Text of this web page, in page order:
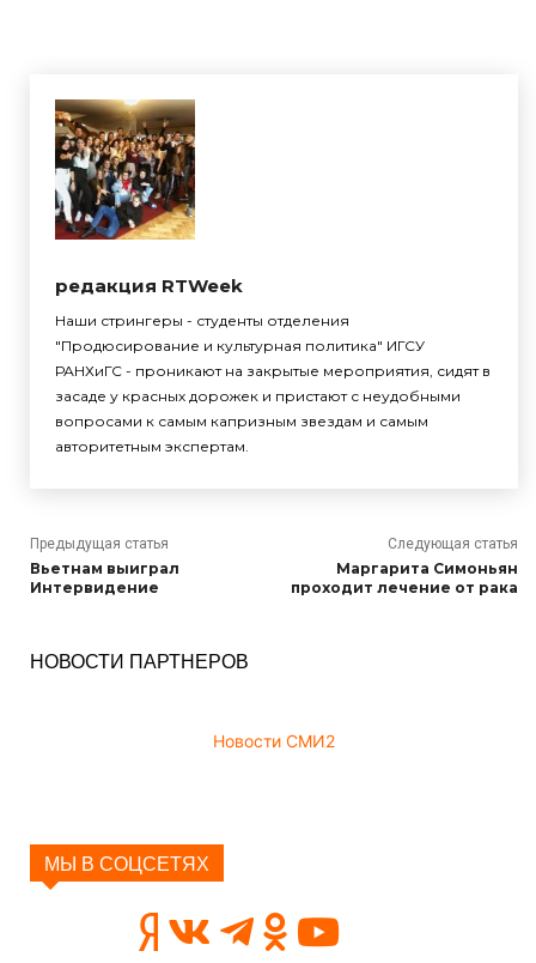
редакция RTWeek
Наши стрингеры - студенты отделения
"Продюсирование и культурная политика" ИГСУ
РАНХиГС - проникают на закрытые мероприятия, сидят в
засаде у красных дорожек и пристают с неудобными
вопросами к самым капризным звездам и самым
авторитетным экспертам.
Предыдущая статья
Вьетнам выиграл
Интервидение
Следующая статья
Маргарита Симоньян
проходит лечение от рака
НОВОСТИ ПАРТНЕРОВ
Новости СМИ2
МЫ В СОЦСЕТЯХ